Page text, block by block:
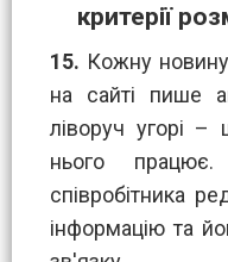
критерії
15. Кожну
на сайті пише
ліворуч угорі
нього
співробітника
інформацію та